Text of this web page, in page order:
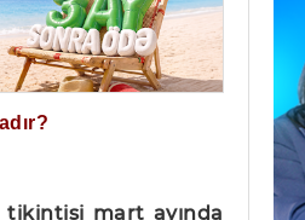
tikintisi mart ayında